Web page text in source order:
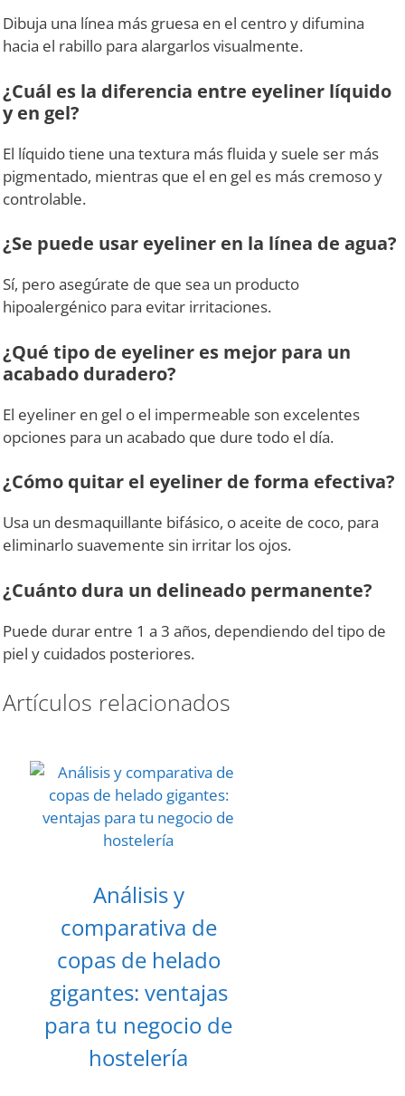
Dibuja una línea más gruesa en el centro y difumina
hacia el rabillo para alargarlos visualmente.
¿Cuál es la diferencia entre eyeliner líquido
y en gel?
El líquido tiene una textura más fluida y suele ser más
pigmentado, mientras que el en gel es más cremoso y
controlable.
¿Se puede usar eyeliner en la línea de agua?
Sí, pero asegúrate de que sea un producto
hipoalergénico para evitar irritaciones.
¿Qué tipo de eyeliner es mejor para un
acabado duradero?
El eyeliner en gel o el impermeable son excelentes
opciones para un acabado que dure todo el día.
¿Cómo quitar el eyeliner de forma efectiva?
Usa un desmaquillante bifásico, o aceite de coco, para
eliminarlo suavemente sin irritar los ojos.
¿Cuánto dura un delineado permanente?
Puede durar entre 1 a 3 años, dependiendo del tipo de
piel y cuidados posteriores.
Artículos relacionados
Análisis y
comparativa de
copas de helado
gigantes: ventajas
para tu negocio de
hostelería